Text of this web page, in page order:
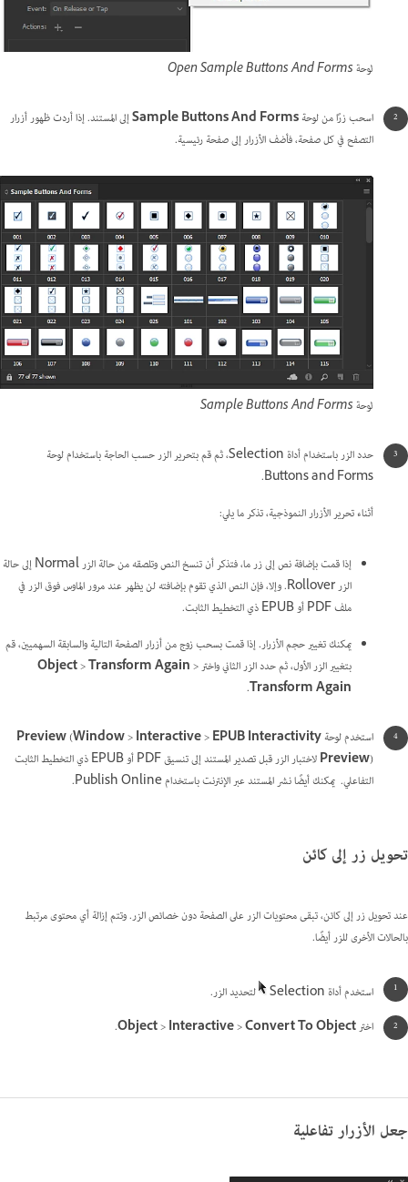
لوحة Open Sample Buttons And Forms
اسحب زرًا من لوحةSample Buttons And Formsإلى المستند. إذا أردت ظهور أزرار
التصفح في كل صفحة، فأضف الأزرار إلى صفحة رئيسية.
لوحة Sample Buttons And Forms
حدد الزر باستخدام أداة Selection، ثم قم بتحرير الزر حسب الحاجة باستخدام لوحة
Buttons and Forms.
أثناء تحرير الأزرار النموذجية، تذكر ما يلي:
إذا قمت بإضافة نص إلى زر ما، فتذكر أن تنسخ النص وتلصقه من حالة الزر Normal إلى حالة
الزر Rollover. وإلا، فإن النص الذي تقوم بإضافته لن يظهر عند مرور الماوس فوق الزر في
ملف PDF أو EPUB ذي التخطيط الثابت.
يمكنك تغيير حجم الأزرار. إذا قمت بسحب زوج من أزرار الصفحة التالية والسابقة السهميين، قم
بتغيير الزر الأول، ثم حدد الزر الثاني واختر
Object>Transform Again>
Transform Again
.
استخدم لوحة Preview(Window>Interactive>EPUB Interactivity
Preview
) لاختبار الزر قبل تصدير المستند إلى تنسيق PDF أو EPUB ذي التخطيط الثابت
التفاعلي. يمكنك أيضًا نشر المستند عبر الإنترنت باستخدام Publish Online.
تحويل زر إلى كائن
عند تحويل زر إلى كائن، تبقى محتويات الزر على الصفحة دون خصائص الزر. وتتم إزالة أي محتوى مرتبط
بالحالات الأخرى للزر أيضًا.
استخدم أداة Selection
لتحديد الزر.
اختر
Object>Interactive>Convert To Object
.
جعل الأزرار تفاعلية